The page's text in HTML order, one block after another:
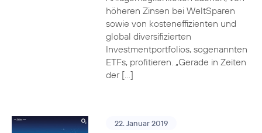
höheren Zinsen bei WeltSparen
sowie von kosteneffizienten und
global diversifizierten
Investmentportfolios, sogenannten
ETFs, profitieren. „Gerade in Zeiten
der […]
22. Januar 2019